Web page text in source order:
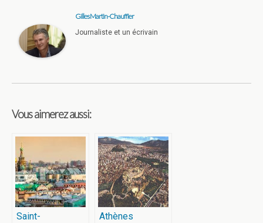
Gilles Martin-Chauffier
Journaliste et un écrivain
Vous aimerez aussi:
Saint-
Athènes